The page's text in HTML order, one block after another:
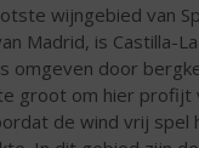
wijngebied van
Madrid, is Castilla-
omgeven door
groot om hier profijt
de wind vrij spel